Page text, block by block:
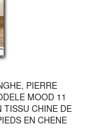
PIERRE
MOOD 11
TISSU CHINE DE
EN CHENE